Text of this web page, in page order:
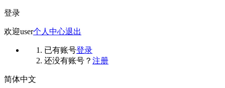
登录
欢迎user个人中心退出
已有账号登录
还没有账号？ 注册
简体中文